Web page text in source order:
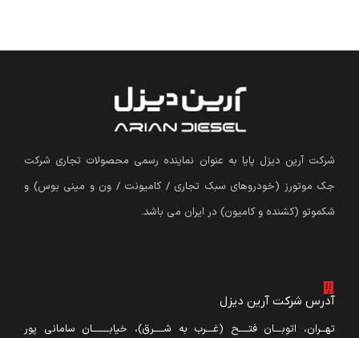
شرکت آرین دیزل پایا به عنوان نماینده رسمی محصولات تجاری شرکت
جک موتورز (خودروهای سبک تجاری / کامیونت / ون و مینی بوس) و
شکموتو (کشنده و کامیون) در ایران می باشد.
آدرس شرکت آرین دیزل
تهــران، اتوبـــان فتــــح (غـــرب به شــــرق)، خیابـــــــان سامانی پور